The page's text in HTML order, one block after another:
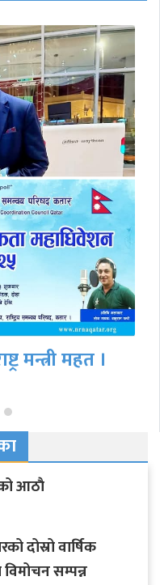
एफएनसीसीआई
इन्भेस्टमेन्ट
आठाै
दोस्रो वार्षिक
सम्पन्न